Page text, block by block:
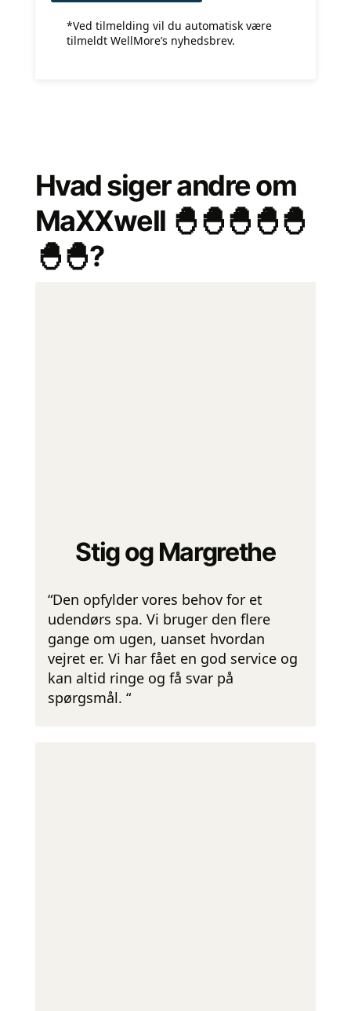
*Ved tilmelding vil du automatisk være
tilmeldt WellMore’s nyhedsbrev.
Hvad siger andre om
MaXXwell 🐣🐣🐣🐣🐣
🐣🐣?
Stig og Margrethe
“Den opfylder vores behov for et
udendørs spa. Vi bruger den flere
gange om ugen, uanset hvordan
vejret er. Vi har fået en god service og
kan altid ringe og få svar på
spørgsmål. “